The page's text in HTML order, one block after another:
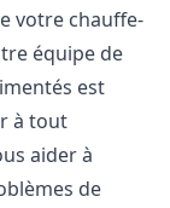
votre chauffe-
équipe de
est
à tout
aider à
de